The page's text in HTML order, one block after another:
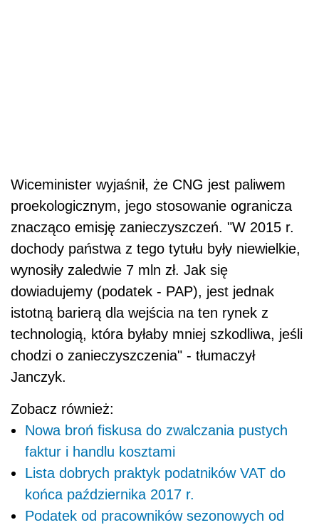
Wiceminister wyjaśnił, że CNG jest paliwem
proekologicznym, jego stosowanie ogranicza
znacząco emisję zanieczyszczeń. "W 2015 r.
dochody państwa z tego tytułu były niewielkie,
wynosiły zaledwie 7 mln zł. Jak się
dowiadujemy (podatek - PAP), jest jednak
istotną barierą dla wejścia na ten rynek z
technologią, która byłaby mniej szkodliwa, jeśli
chodzi o zanieczyszczenia" - tłumaczył
Janczyk.
Zobacz również:
Nowa broń fiskusa do zwalczania pustych
faktur i handlu kosztami
Lista dobrych praktyk podatników VAT do
końca października 2017 r.
Podatek od pracowników sezonowych od